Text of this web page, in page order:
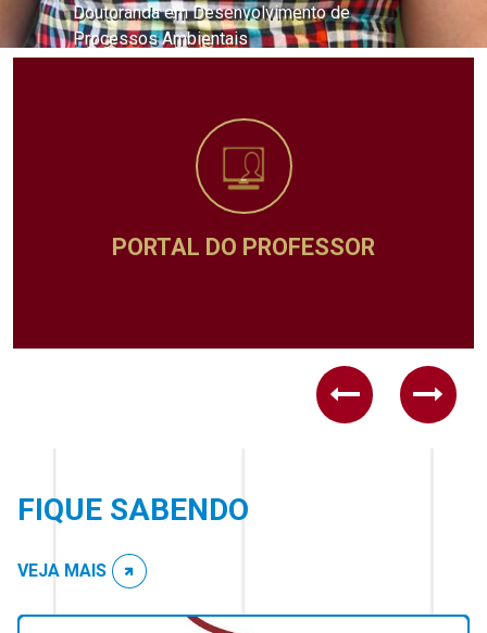
Doutoranda em Desenvolvimento de
Processos Ambientais
ADMINISTRATIVO
Previous
Next
FIQUE SABENDO
VEJA MAIS